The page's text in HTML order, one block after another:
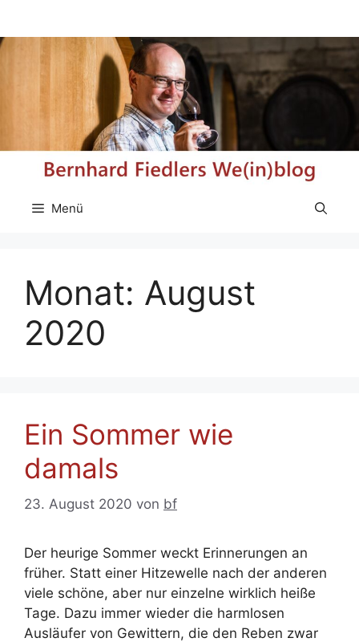
springen
Menü
Monat: August
2020
Ein Sommer wie
damals
23. August 2020 von bf
Der heurige Sommer weckt Erinnerungen an
früher. Statt einer Hitzewelle nach der anderen
viele schöne, aber nur einzelne wirklich heiße
Tage. Dazu immer wieder die harmlosen
Ausläufer von Gewittern, die den Reben zwar